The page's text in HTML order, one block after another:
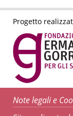
Progetto
Note legali e